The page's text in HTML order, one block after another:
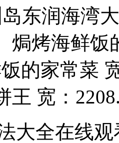
东润海湾
焗烤海鲜
的家常菜
王 宽：
大全在线